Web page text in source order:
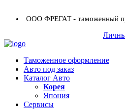
ООО ФРЕГАТ - таможенный
Таможенное оформление
Авто под заказ
Каталог Авто
Корея
Япония
Сервисы